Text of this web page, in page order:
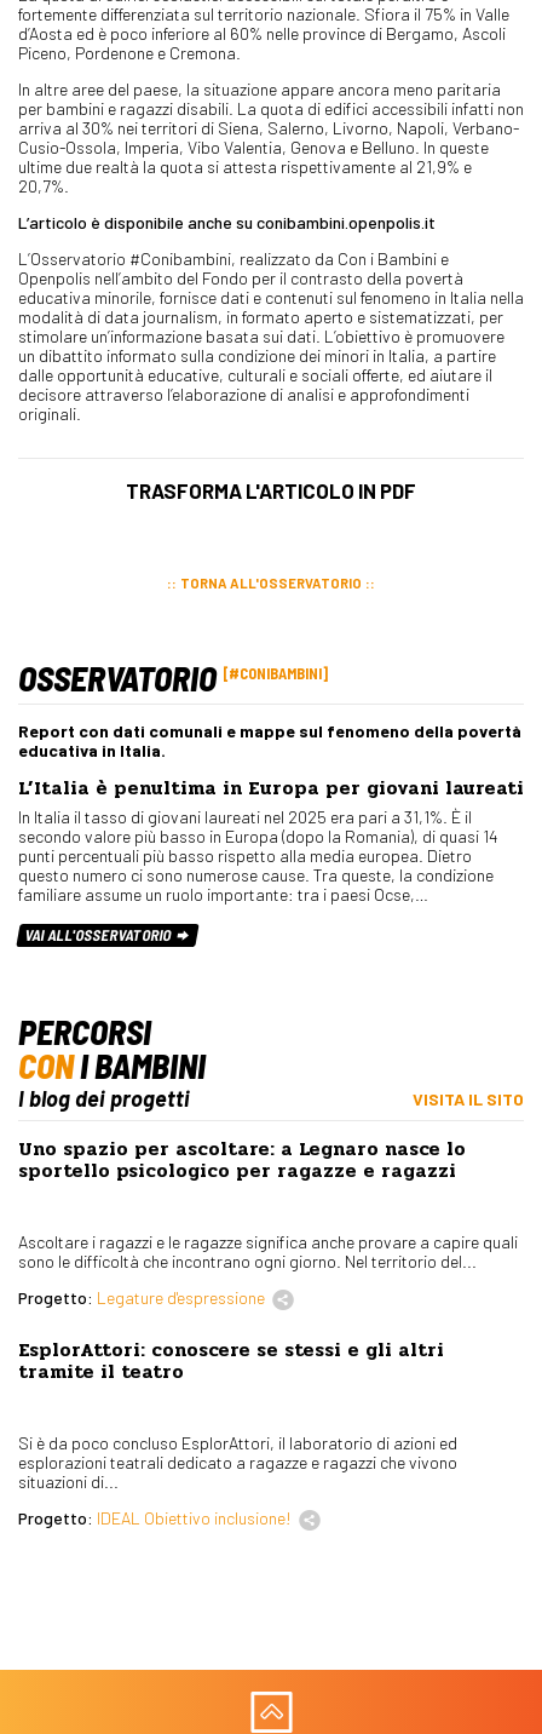
fortemente differenziata sul territorio nazionale. Sfiora il 75% in Valle
d’Aosta ed è poco inferiore al 60% nelle province di Bergamo, Ascoli
Piceno, Pordenone e Cremona.
In altre aree del paese, la situazione appare ancora meno paritaria
per bambini e ragazzi disabili. La quota di edifici accessibili infatti non
arriva al 30% nei territori di Siena, Salerno, Livorno, Napoli, Verbano-
Cusio-Ossola, Imperia, Vibo Valentia, Genova e Belluno. In queste
ultime due realtà la quota si attesta rispettivamente al 21,9% e
20,7%.
L’articolo è disponibile anche su conibambini.openpolis.it
L’Osservatorio #Conibambini, realizzato da Con i Bambini e
Openpolis nell’ambito del Fondo per il contrasto della povertà
educativa minorile, fornisce dati e contenuti sul fenomeno in Italia nella
modalità di data journalism, in formato aperto e sistematizzati, per
stimolare un’informazione basata sui dati. L’obiettivo è promuovere
un dibattito informato sulla condizione dei minori in Italia, a partire
dalle opportunità educative, culturali e sociali offerte, ed aiutare il
decisore attraverso l’elaborazione di analisi e approfondimenti
originali.
TRASFORMA L'ARTICOLO IN PDF
TORNA ALL'OSSERVATORIO
OSSERVATORIO #CONIBAMBINI
Report con dati comunali e mappe sul fenomeno della povertà
educativa in Italia.
L’Italia è penultima in Europa per giovani laureati
In Italia il tasso di giovani laureati nel 2025 era pari a 31,1%. È il
secondo valore più basso in Europa (dopo la Romania), di quasi 14
punti percentuali più basso rispetto alla media europea. Dietro
questo numero ci sono numerose cause. Tra queste, la condizione
familiare assume un ruolo importante: tra i paesi Ocse,…
VAI ALL'OSSERVATORIO
PERCORSI
CONI BAMBINI
I blog dei progetti VISITA IL SITO
Uno spazio per ascoltare: a Legnaro nasce lo
sportello psicologico per ragazze e ragazzi
Ascoltare i ragazzi e le ragazze significa anche provare a capire quali
sono le difficoltà che incontrano ogni giorno. Nel territorio del...
Progetto: Legature d'espressione
EsplorAttori: conoscere se stessi e gli altri
tramite il teatro
Si è da poco concluso EsplorAttori, il laboratorio di azioni ed
esplorazioni teatrali dedicato a ragazze e ragazzi che vivono
situazioni di...
Progetto: IDEAL Obiettivo inclusione!